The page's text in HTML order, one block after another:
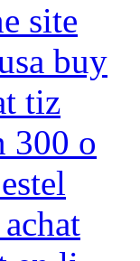
site
buy
tiz
300 o